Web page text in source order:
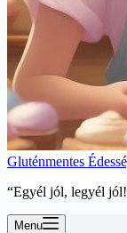
Gluténmentes
“Egyél jól, legyél
Menu